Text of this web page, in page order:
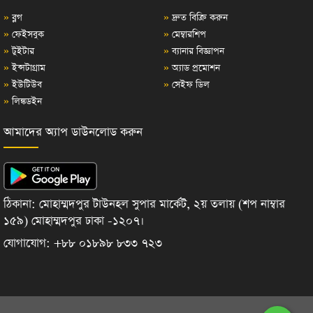
» ব্লগ
» ফেইসবুক
» টুইটার
» ইন্সটাগ্রাম
» ইউটিউব
» লিঙ্কডইন
» দ্রুত বিক্রি করুন
» মেম্বারশিপ
» ব্যানার বিজ্ঞাপন
» অ্যাড প্রমোশন
» সেইফ ডিল
আমাদের অ্যাপ ডাউনলোড করুন
ঠিকানা: মোহাম্মদপুর টাউনহল সুপার মার্কেট, ২য় তলায় (শপ নাম্বার
১৫৯) মোহাম্মদপুর ঢাকা -১২০৭।
যোগাযোগ: +৮৮ ০১৮৯৮ ৮৩৩ ৭২৩